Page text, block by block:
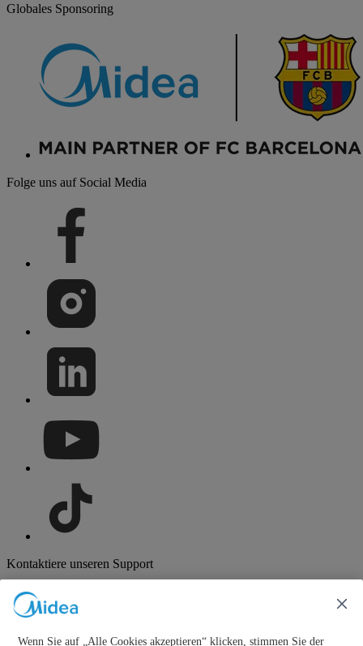
Globales Sponsoring
Folge uns auf Social Media
Kontaktiere unseren Support
Wenn Sie auf „Alle Cookies akzeptieren“ klicken, stimmen Sie der